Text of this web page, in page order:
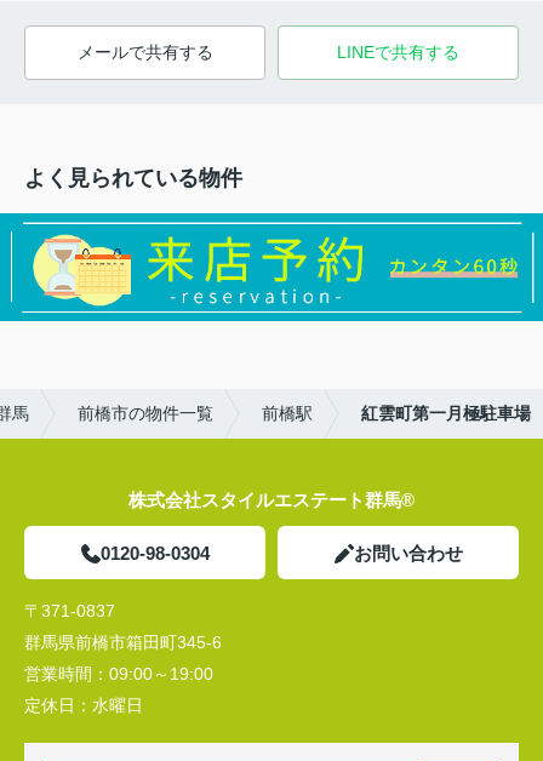
メールで共有する LINEで共有する
よく見られている物件
馬 前橋市の物件一覧 前橋駅 紅雲町第一月極駐車場
株式会社スタイルエステート群馬®
0120-98-0304 お問い合わせ
〒371-0837
群馬県前橋市箱田町345-6
営業時間： 09:00～19:00
定休日： 水曜日